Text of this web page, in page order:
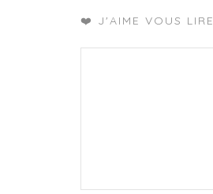
❤️ J'AIME VOUS LIRE